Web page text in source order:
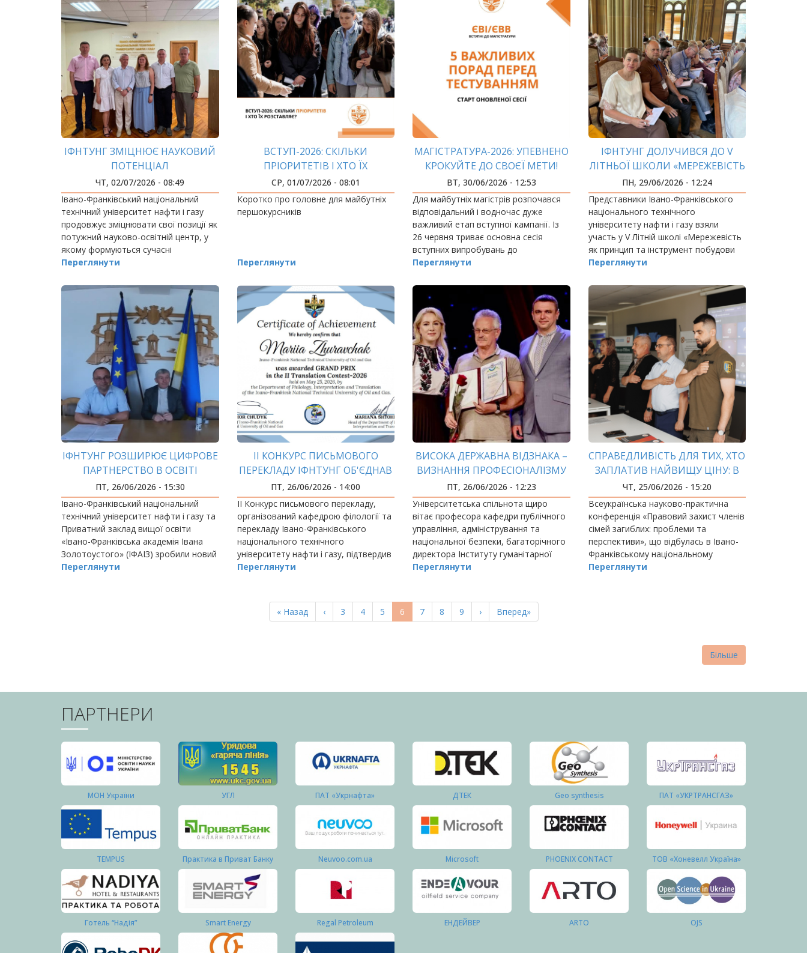
ІФНТУНГ ЗМІЦНЮЄ НАУКОВИЙ
ПОТЕНЦІАЛ
ЧТ, 02/07/2026 - 08:49
Івано-Франківський національний
технічний університет нафти і газу
продовжує зміцнювати свої позиції як
потужний науково-освітній центр, у
якому формуються сучасні
дослідницькі школи, готуються
народжуються ідеї,…
Переглянути
ВСТУП-2026: СКІЛЬКИ
ПРІОРИТЕТІВ І ХТО ЇХ
РОЗСТАВЛЯЄ?
СР, 01/07/2026 - 08:01
Коротко про головне для майбутніх
першокурсників
Переглянути
МАГІСТРАТУРА-2026: УПЕВНЕНО
КРОКУЙТЕ ДО СВОЄЇ МЕТИ!
ВТ, 30/06/2026 - 12:53
Для майбутніх магістрів розпочався
відповідальний і водночас дуже
важливий етап вступної кампанії. Із
26 червня триває основна сесія
вступних випробувань до
магістратури, яка продовжиться до
Переглянути
ІФНТУНГ ДОЛУЧИВСЯ ДО V
ЛІТНЬОЇ ШКОЛИ «МЕРЕЖЕВІСТЬ
ЯК ПРИНЦИП ТА ІНСТРУМЕНТ
ПОБУДОВИ АКАДЕМІЧНОГО
ПАРТНЕРСТВА»
ПН, 29/06/2026 - 12:24
Представники Івано-Франківського
національного технічного
університету нафти і газу взяли
участь у V Літній школі «Мережевість
як принцип та інструмент побудови
академічного партнерства», що
національного університету…
Переглянути
ІФНТУНГ РОЗШИРЮЄ ЦИФРОВЕ
ПАРТНЕРСТВО В ОСВІТІ
ПТ, 26/06/2026 - 15:30
Івано-Франківський національний
технічний університет нафти і газу та
Приватний заклад вищої освіти
«Івано-Франківська академія Івана
Золотоустого» (ІФАІЗ) зробили новий
крок у розвитку співпраці.
Переглянути
ІІ КОНКУРС ПИСЬМОВОГО
ПЕРЕКЛАДУ ІФНТУНГ ОБ'ЄДНАВ
МАЙЖЕ 500 ТВОРЧИХ РОБІТ
ПТ, 26/06/2026 - 14:00
ІІ Конкурс письмового перекладу,
організований кафедрою філології та
перекладу Івано-Франківського
національного технічного
університету нафти і газу, підтвердив
статус престижного майданчика для
Переглянути
ВИСОКА ДЕРЖАВНА ВІДЗНАКА –
ВИЗНАННЯ ПРОФЕСІОНАЛІЗМУ
ТА БАГАТОРІЧНОЇ ПРАЦІ
ПТ, 26/06/2026 - 12:23
Університетська спільнота щиро
вітає професора кафедри публічного
управління, адміністрування та
національної безпеки, багаторічного
директора Інституту гуманітарної
підготовки та державного управління
Переглянути
СПРАВЕДЛИВІСТЬ ДЛЯ ТИХ, ХТО
ЗАПЛАТИВ НАЙВИЩУ ЦІНУ: В
ІФНТУНГ ОБГОВОРИЛИ ЗАХИСТ
РОДИН ЗАГИБЛИХ ВІЙСЬКОВИХ
ЧТ, 25/06/2026 - 15:20
Всеукраїнська науково-практична
конференція «Правовий захист членів
сімей загиблих: проблеми та
перспективи», що відбулась в Івано-
Франківському національному
технічному університеті нафти і газу,
Переглянути
Перша
сторінка
« Назад
Попередня
сторінка
‹ Page
3 Page
4 Page
5
Поточна
сторінка
6 Page
7 Page
8 Page
9
Наступна
сторінка
›
Остання
сторінка
Вперед»
Більше
ПАРТНЕРИ
МОН України УГЛ ПАТ «Укрнафта» ДТЕК Geo synthesis ПАТ «УКРТРАНСГАЗ»
TEMPUS Практика в Приват Банку Neuvoo.com.ua Microsoft PHOENIX CONTACT ТОВ «Хоневелл Україна»
Готель “Надія” Smart Energy Regal Petroleum ЕНДЕЙВЕР ARTO OJS